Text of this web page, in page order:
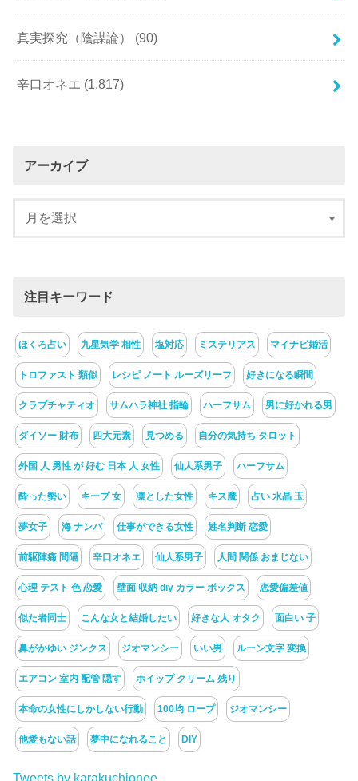
真実探究（陰謀論） (90)
辛口オネエ (1,817)
アーカイブ
注目キーワード
ほくろ占い 九星気学 相性 塩対応 ミステリアス マイナビ婚活
トロファスト 類似 レシピ ノート ルーズリーフ 好きになる瞬間
クラブチャティオ サムハラ神社 指輪 ハーフサム 男に好かれる男
ダイソー 財布 四大元素 見つめる 自分の気持ち タロット
外国 人 男性 が 好む 日本 人 女性 仙人系男子 ハーフサム
酔った勢い キープ 女 凛とした女性 キス魔 占い 水晶 玉
夢女子 海 ナンパ 仕事ができる女性 姓名判断 恋愛
前駆陣痛 間隔 辛口オネエ 仙人系男子 人間 関係 おまじない
心理 テスト 色 恋愛 壁面 収納 diy カラー ボックス 恋愛偏差値
似た者同士 こんな女と結婚したい 好きな人 オタク 面白い 子
鼻がかゆい ジンクス ジオマンシー いい男 ルーン文字 変換
エアコン 室内 配管 隠す ホイップ クリーム 残り
本命の女性にしかしない行動 100均 ロープ ジオマンシー
他愛もない話 夢中になれること DIY
Tweets by karakuchionee